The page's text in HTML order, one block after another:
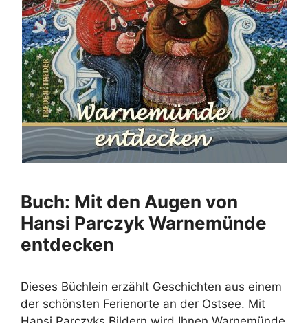
Buch: Mit den Augen von
Hansi Parczyk Warnemünde
entdecken
Dieses Büchlein erzählt Geschichten aus einem
der schönsten Ferienorte an der Ostsee. Mit